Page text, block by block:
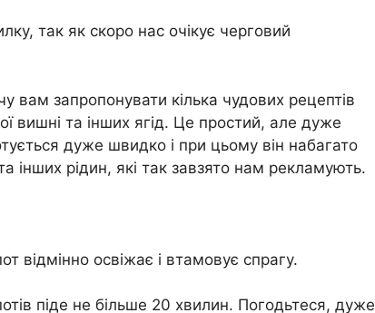
так як скоро нас очікує черговий
запропонувати кілька чудових рецептів
вишні та інших ягід. Це простий, але дуже
дуже швидко і при цьому він набагато
інших рідин, які так завзято нам рекламують.
відмінно освіжає і втамовує спрагу.
піде не більше 20 хвилин. Погодьтеся, дуже